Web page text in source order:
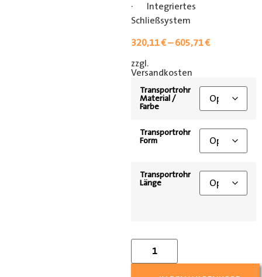
· Integriertes
Schließsystem
320,11€–605,71€
zzgl.
Versandkosten
Transportrohr
Material /
Farbe
Transportrohr
Form
Transportrohr
Länge